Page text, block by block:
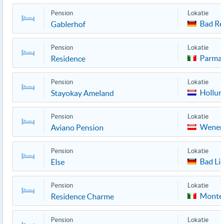
Pension
Gablerhof
Lokatie
Bad
Pension
Residence
Lokatie
Pension
Stayokay Ameland
Lokatie
Pension
Aviano Pension
Lokatie
Pension
Else
Lokatie
Bad
Pension
Residence Charme
Lokatie
Pension Lokatie